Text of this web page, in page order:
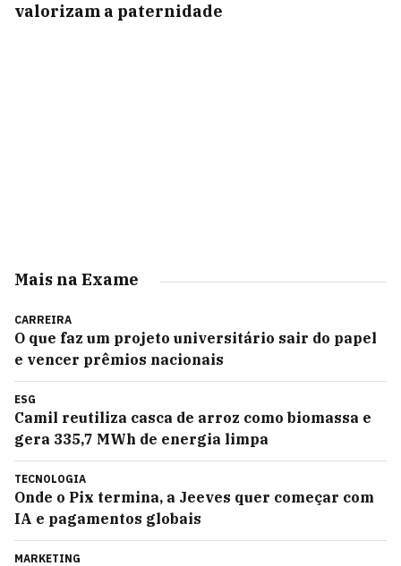
valorizam a paternidade
Mais na Exame
CARREIRA
O que faz um projeto universitário sair do papel
e vencer prêmios nacionais
ESG
Camil reutiliza casca de arroz como biomassa e
gera 335,7 MWh de energia limpa
TECNOLOGIA
Onde o Pix termina, a Jeeves quer começar com
IA e pagamentos globais
MARKETING